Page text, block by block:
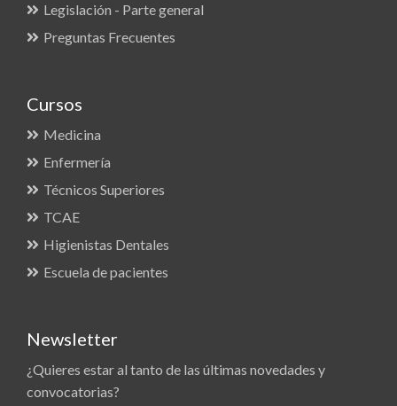
Legislación - Parte general
Preguntas Frecuentes
Cursos
Medicina
Enfermería
Técnicos Superiores
TCAE
Higienistas Dentales
Escuela de pacientes
Newsletter
¿Quieres estar al tanto de las últimas novedades y
convocatorias?